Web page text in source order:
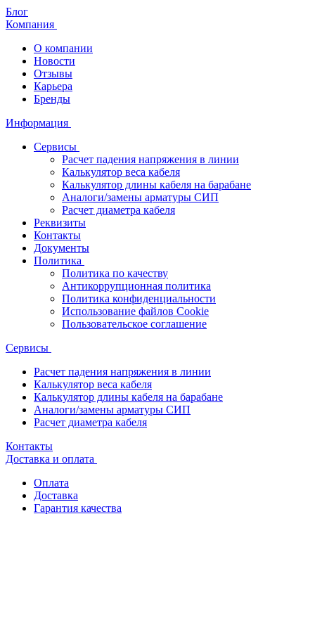
Блог
Компания
О компании
Новости
Отзывы
Карьера
Бренды
Информация
Сервисы
Расчет падения напряжения в линии
Калькулятор веса кабеля
Калькулятор длины кабеля на барабане
Аналоги/замены арматуры СИП
Расчет диаметра кабеля
Реквизиты
Контакты
Документы
Политика
Политика по качеству
Антикоррупционная политика
Политика конфиденциальности
Использование файлов Cookie
Пользовательское соглашение
Сервисы
Расчет падения напряжения в линии
Калькулятор веса кабеля
Калькулятор длины кабеля на барабане
Аналоги/замены арматуры СИП
Расчет диаметра кабеля
Контакты
Доставка и оплата
Оплата
Доставка
Гарантия качества